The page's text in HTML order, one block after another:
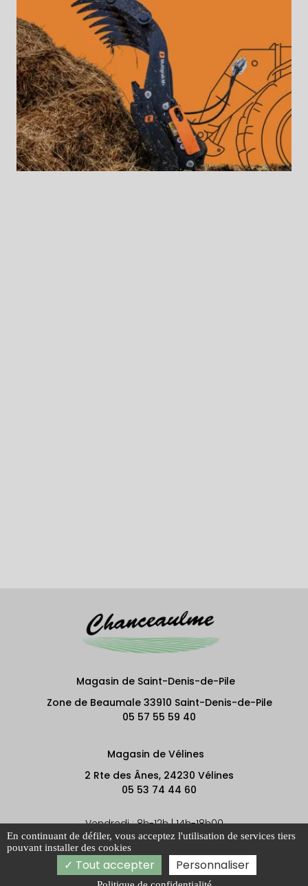
Magasin de Vélines
2 Rte des Ânes, 24230 Vélines
05 53 74 44 60
Magasin de Saint-Denis-de-Pile
Zone de Beaumale 33910 Saint-Denis-de-Pile
05 57 55 59 40
Vendredi : 8h-12h | 14h-18h00
Vendredi : 8h-12h | 14h-18h00
En continuant de défiler, vous acceptez l'utilisation de services tiers
pouvant installer des cookies
Tout accepter Personnaliser